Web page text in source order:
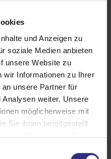
und Anzeigen zu
soziale Medien anbieten
unsere Website zu
wir Informationen zu Ihrer
unsere Partner für
weiter. Unsere
möglicherweise mit
Sie ihnen bereitgestellt
Ihrer Nutzung der Dienste
mehr Komfort